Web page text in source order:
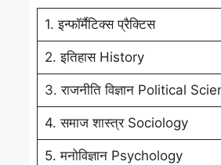
1. इन्फॉर्मैटिक्स प्रैक्टिस
2. इतिहास History
3. राजनीति विज्ञान Political
4. समाज शास्त्र Sociology
5. मनोविज्ञान Psychology